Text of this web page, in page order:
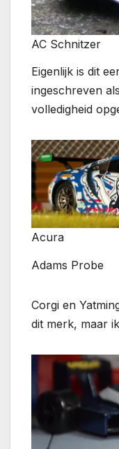
AC Schnitzer
Eigenlijk is dit
ingeschreven
volledigheid
Acura
Adams Probe
Corgi en
dit merk, maar